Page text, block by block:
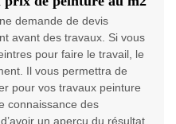
demande de devis
avant des travaux. Si vous
pour faire le travail, le
Il vous permettra de
pour vos travaux peinture
connaissance des
un aperçu du résultat